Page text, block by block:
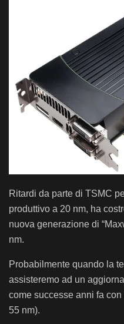
Ritardi da parte di TSMC
produttivo a 20 nm, ha
nuova generazione di
nm.
Probabilmente quando la
assisteremo ad un
come successe anni fa
55 nm).